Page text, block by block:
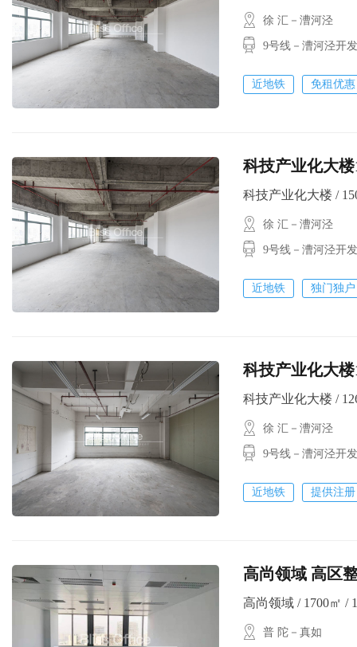
徐 汇－漕河泾
9号线－漕河泾开
近地铁 免租优惠
科技产业化大
科技产业化大楼 /
徐 汇－漕河泾
9号线－漕河泾开
近地铁 独门独户
科技产业化大
科技产业化大楼 /
徐 汇－漕河泾
9号线－漕河泾开
近地铁 提供注册
高尚领域 高区
高尚领域 / 1700㎡ /
普 陀－真如